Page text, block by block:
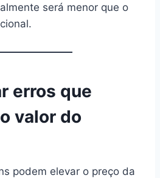
será menor que o
erros que
valor do
podem elevar o preço da